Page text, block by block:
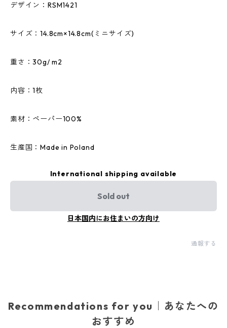
デザイン：RSM1421
サイズ：14.8cm×14.8cm(ミニサイズ)
重さ：30g/ m2
内容：1枚
素材：ペーパー100%
生産国：Made in Poland
International shipping available
Sold out
日本国内にお住まいの方向け
通報する
Recommendations for you｜あなたへの
おすすめ